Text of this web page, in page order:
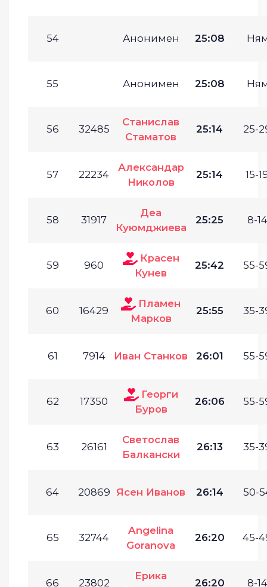
54 Анонимен 25:08
55 Анонимен 25:08
56 32485
Станислав
Стаматов
25:14 25-
57 22234
Александар
Николов
25:14 15-
58 31917
Деа
Куюмджиева
25:25 8-
59 960
Красен
Кунев
25:42 55-
60 16429
Пламен
Марков
25:55 35-
61 7914 Иван Станков 26:01 55-
62 17350
Георги
Буров
26:06 55-
63 26161
Светослав
Балкански
26:13 35-
64 20869 Ясен Иванов 26:14 50-
65 32744
Angelina
Goranova
26:20 45-
66 23802
Ерика
26:20 8-